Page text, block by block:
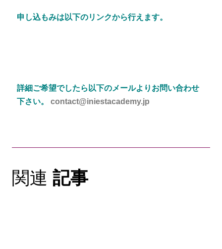
申し込もみは以下のリンクから行えます。
詳細ご希望でしたら以下のメールよりお問い合わせ
下さい。
contact@iniestacademy.jp
関連 記事